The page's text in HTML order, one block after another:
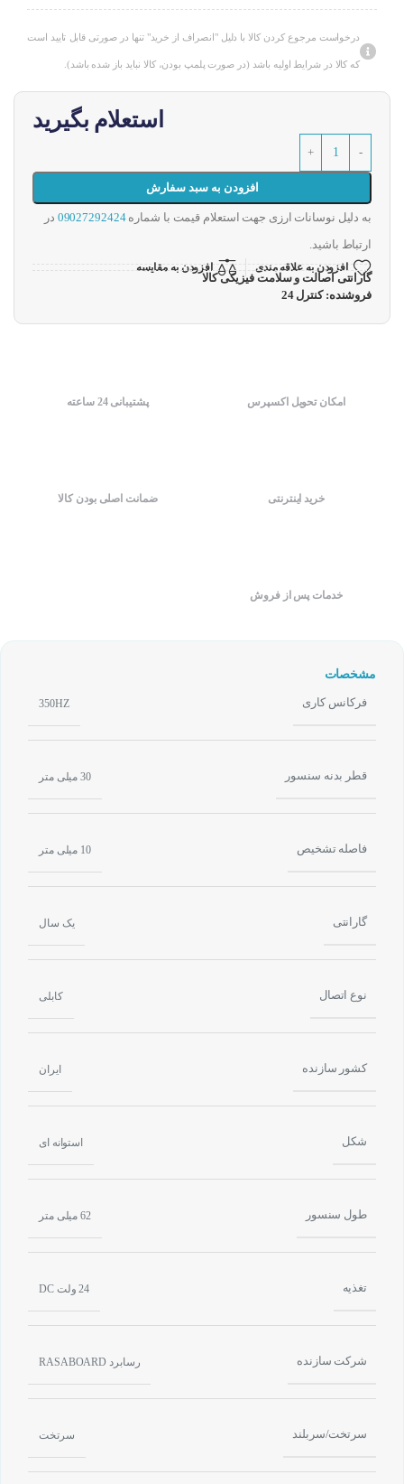
درخواست مرجوع کردن کالا با دلیل "انصراف از خرید" تنها در صورتی قابل تایید است
که کالا در شرایط اولیه باشد (در صورت پلمپ بودن، کالا نباید باز شده باشد).
استعلام بگیرید
افزودن به سبد سفارش
به دلیل نوسانات ارزی جهت استعلام قیمت با شماره09027292424 در
ارتباط باشید.
افزودن به علاقه مندی افزودن به مقایسه
گارانتی اصالت و سلامت فیزیکی کالا
فروشنده: کنترل 24
امکان تحویل اکسپرس پشتیبانی 24 ساعته
خرید اینترنتی ضمانت اصلی بودن کالا
خدمات پس از فروش
مشخصات
فرکانس کاری 350HZ
قطر بدنه سنسور 30 میلی متر
فاصله تشخیص 10 میلی متر
گارانتی یک سال
نوع اتصال کابلی
کشور سازنده ایران
شکل استوانه ای
طول سنسور 62 میلی متر
تغذیه 24 ولت DC
شرکت سازنده رسابرد RASABOARD
سرتخت/سربلند سرتخت